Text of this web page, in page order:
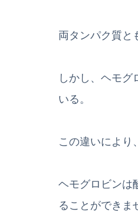
両タンパク質と
しかし、ヘモ
いる。
この違いにより
ヘモグロビンは
ることができま